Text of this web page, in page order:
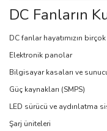
DC Fanların
DC fanlar hayatımızın birçok
Elektronik panolar
Bilgisayar kasaları ve
Güç kaynakları (SMPS)
LED sürücü ve aydınlatma
Şarj üniteleri